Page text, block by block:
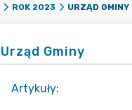
ROK 2023 URZĄD GMINY
Urząd Gminy
Artykuły: